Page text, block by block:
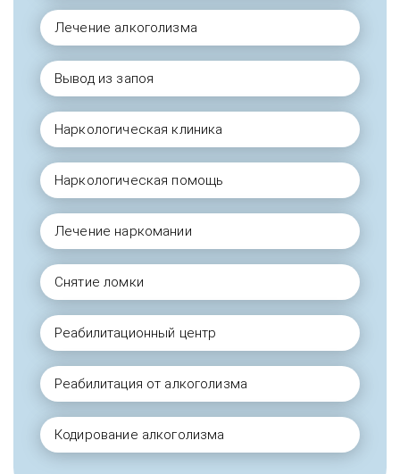
Лечение алкоголизма
Вывод из запоя
Наркологическая клиника
Наркологическая помощь
Лечение наркомании
Снятие ломки
Реабилитационный центр
Реабилитация от алкоголизма
Кодирование алкоголизма